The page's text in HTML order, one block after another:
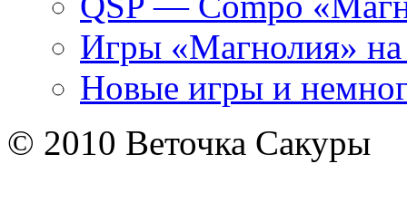
Игры «Магнолия»
Новые игры и
© 2010 Веточка Сакуры